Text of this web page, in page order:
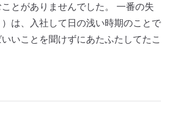
とがありませんでした。 一番の失
は、入社して日の浅い時期のことで
いことを聞けずにあたふたしてたこ